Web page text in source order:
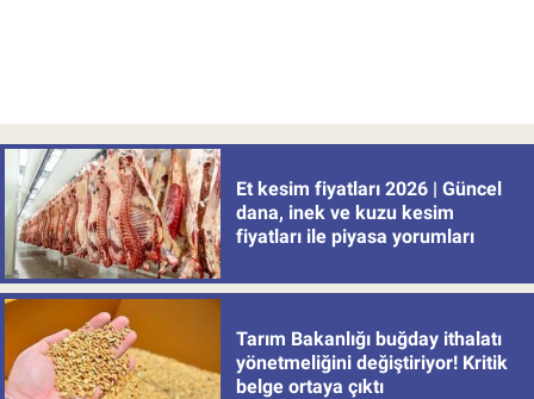
Et kesim fiyatları 2026 | Güncel
dana, inek ve kuzu kesim
fiyatları ile piyasa yorumları
Tarım Bakanlığı buğday ithalatı
yönetmeliğini değiştiriyor! Kritik
belge ortaya çıktı